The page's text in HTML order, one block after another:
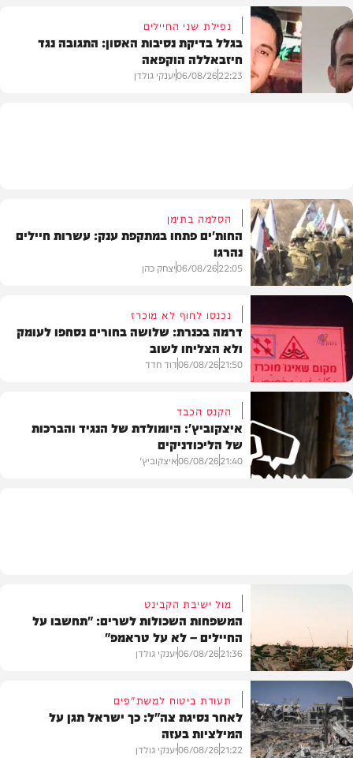
בארץ
נפילת שני החיילים
בגלל בדיקת נסיבות האסון: התגובה נגד
חיזבאללה הוקפאה
22:23
06/08/26יענקי גולדן
בעולם
הסלמה בתימן
החות'ים פתחו במתקפת ענק: עשרות חיילים
נהרגו
22:05
06/08/26יצחק כהן
בארץ
נכנסו לחוף לא מוכרז
דרמה בכנרת: שלושה בחורים נסחפו לעומק
ולא הצליחו לשוב
21:50
06/08/26דוד חדד
הקנס הכבד
איצקוביץ': היומולדת של הנגיד והברכות
של הליכודניקים
21:40
06/08/26איצקוביץ'
צבא וביטחון
מול ישיבת הקבינט
המשפחות השכולות לשרים: "תחשבו על
החיילים – לא על טראמפ"
21:36
06/08/26יענקי גולדן
תעודת ביטוח למשת"פים
לאחר נסיגת צה"ל: כך ישראל תגן על
המילציות בעזה
21:22
06/08/26יענקי גולדן